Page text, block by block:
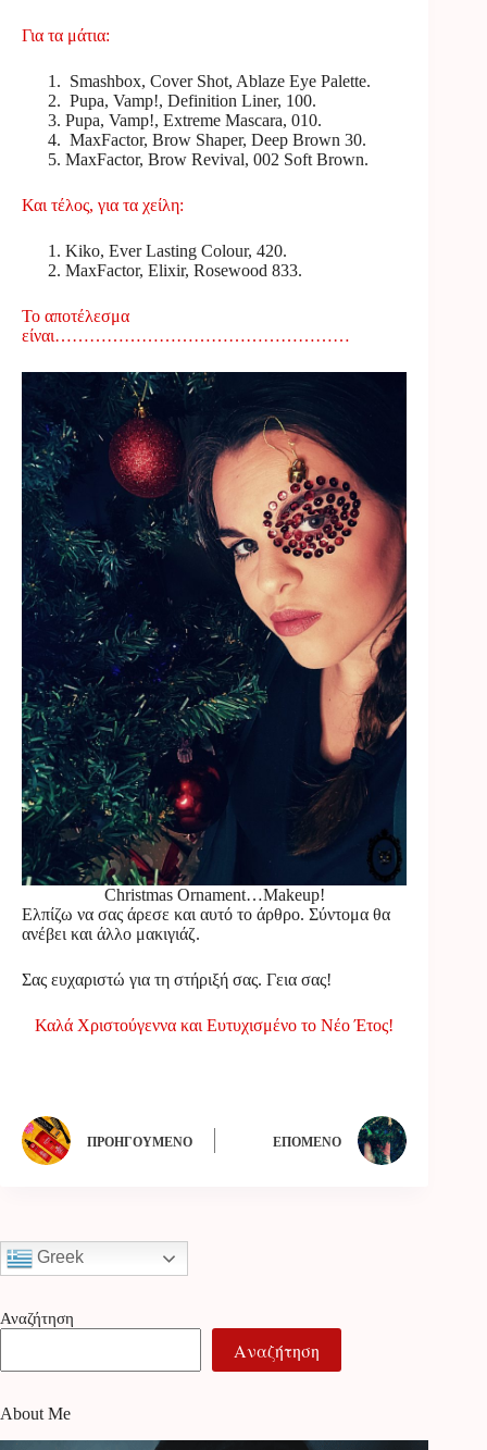
Για τα μάτια:
Smashbox, Cover Shot, Ablaze Eye Palette.
Pupa, Vamp!, Definition Liner, 100.
Pupa, Vamp!, Extreme Mascara, 010.
MaxFactor, Brow Shaper, Deep Brown 30.
MaxFactor, Brow Revival, 002 Soft Brown.
Και τέλος, για τα χείλη:
Kiko, Ever Lasting Colour, 420.
MaxFactor, Elixir, Rosewood 833.
Το αποτέλεσμα
είναι……………………………………………
Christmas Ornament…Makeup!
Ελπίζω να σας άρεσε και αυτό το άρθρο. Σύντομα θα
ανέβει και άλλο μακιγιάζ.
Σας ευχαριστώ για τη στήριξή σας. Γεια σας!
Καλά Χριστούγεννα και Ευτυχισμένο το Νέο Έτος!
ΠΡΟΗΓΟΎΜΕΝΟ ΕΠΌΜΕΝΟ
Greek
Αναζήτηση
Αναζήτηση
About Me